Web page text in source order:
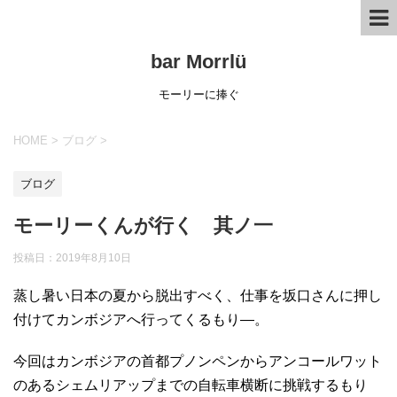
bar Morrlü
モーリーに捧ぐ
HOME > ブログ >
ブログ
モーリーくんが行く 其ノ一
投稿日： 2019年8月10日
蒸し暑い日本の夏から脱出すべく、仕事を坂口さんに押し
付けてカンボジアへ行ってくるもり―。
今回はカンボジアの首都プノンペンからアンコールワット
のあるシェムリアップまでの自転車横断に挑戦するもり